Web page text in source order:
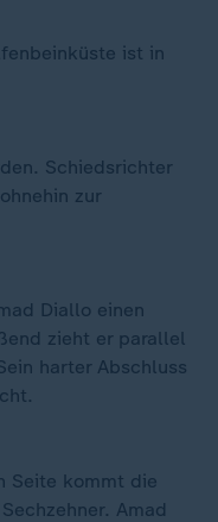
ist in
Schiedsrichter
zur
Diallo einen
zieht er parallel
harter Abschluss
Seite kommt die
Amad